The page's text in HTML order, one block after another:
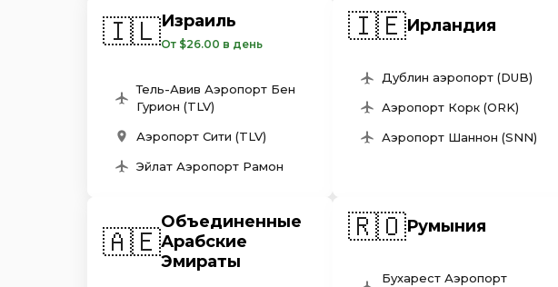
🇮🇱Израиль
От $26.00 в день
Тель-Авив Аэропорт Бен
Гурион (TLV)
Аэропорт Сити (TLV)
Эйлат Аэропорт Рамон
🇮🇪Ирландия
Дублин аэропорт (DUB)
Аэропорт Корк (ORK)
Аэропорт Шаннон (SNN)
🇦🇪
Объединенные
Арабские
Эмираты
🇷🇴Румыния
Бухарест Аэропорт